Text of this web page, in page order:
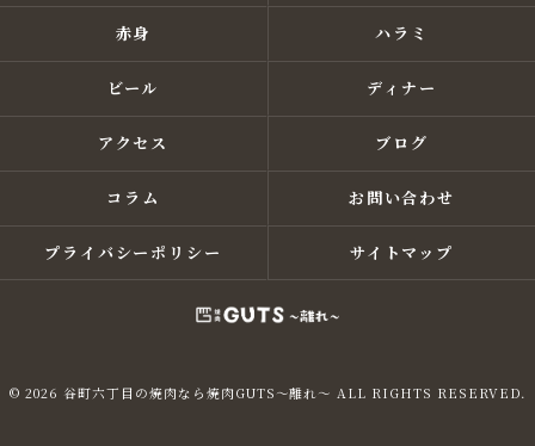
赤身 ハラミ
ビール ディナー
アクセス ブログ
コラム お問い合わせ
プライバシーポリシー サイトマップ
© 2026 谷町六丁目の焼肉なら焼肉GUTS～離れ～ ALL RIGHTS RESERVED.